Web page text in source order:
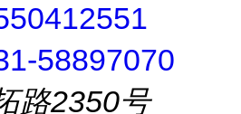
58897070
路2350号